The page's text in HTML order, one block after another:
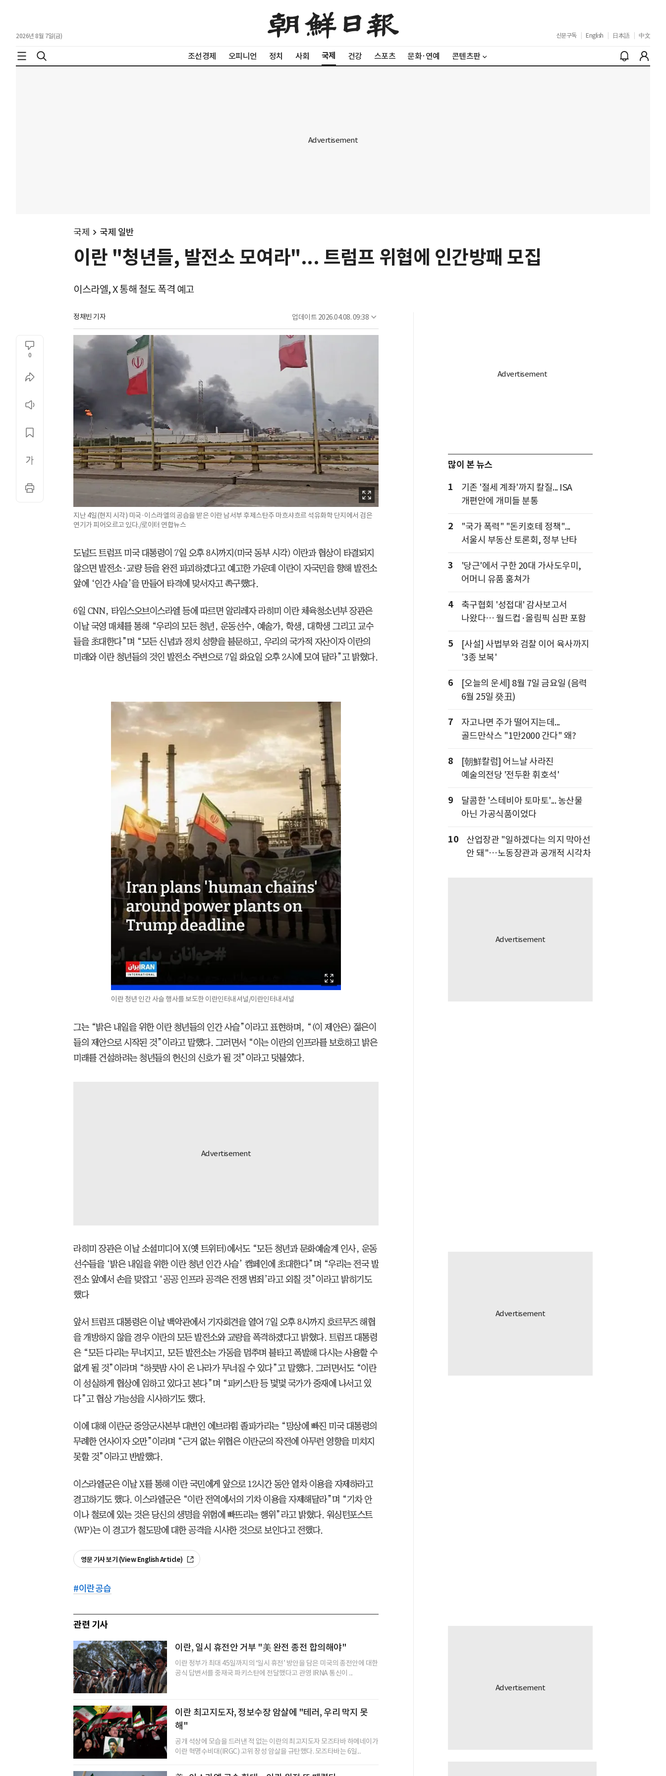
2026년 8월 7일(금) 신문구독 English 日本語 中文
조선경제 오피니언 정치 사회 국제 건강 스포츠 문화·연예 콘텐츠판
국제 국제 일반
이란 "청년들, 발전소 모여라"... 트럼프 위협에 인간방패 모집
이스라엘, X 통해 철도 폭격 예고
정채빈 기자 업데이트 2026.04.08. 09:38
0
지난 4일(현지 시각) 미국·이스라엘의 공습을 받은 이란 남서부 후제스탄주 마흐샤흐르 석유화학 단지에서 검은
연기가 피어오르고 있다./로이터 연합뉴스
도널드 트럼프 미국 대통령이 7일 오후 8시까지(미국 동부 시각) 이란과 협상이 타결되지
않으면 발전소·교량 등을 완전 파괴하겠다고 예고한 가운데 이란이 자국민을 향해 발전소
앞에 ‘인간 사슬’을 만들어 타격에 맞서자고 촉구했다.
6일 CNN, 타임스오브이스라엘 등에 따르면 알리레자 라히미 이란 체육청소년부 장관은
이날 국영 매체를 통해 “우리의 모든 청년, 운동선수, 예술가, 학생, 대학생 그리고 교수
들을 초대한다”며 “모든 신념과 정치 성향을 불문하고, 우리의 국가적 자산이자 이란의
미래와 이란 청년들의 것인 발전소 주변으로 7일 화요일 오후 2시에 모여 달라”고 밝혔다.
이란 청년 인간 사슬 행사를 보도한 이란인터내셔널/이란인터내셔널
그는 “밝은 내일을 위한 이란 청년들의 인간 사슬”이라고 표현하며, “(이 제안은) 젊은이
들의 제안으로 시작된 것”이라고 말했다. 그러면서 “이는 이란의 인프라를 보호하고 밝은
미래를 건설하려는 청년들의 헌신의 신호가 될 것”이라고 덧붙였다.
라히미 장관은 이날 소셜미디어 X(옛 트위터)에서도 “모든 청년과 문화예술계 인사, 운동
선수들을 ‘밝은 내일을 위한 이란 청년 인간 사슬’ 캠페인에 초대한다”며 “우리는 전국 발
전소 앞에서 손을 맞잡고 ‘공공 인프라 공격은 전쟁 범죄’라고 외칠 것”이라고 밝히기도
했다
앞서 트럼프 대통령은 이날 백악관에서 기자회견을 열어 7일 오후 8시까지 호르무즈 해협
을 개방하지 않을 경우 이란의 모든 발전소와 교량을 폭격하겠다고 밝혔다. 트럼프 대통령
은 “모든 다리는 무너지고, 모든 발전소는 가동을 멈추며 불타고 폭발해 다시는 사용할 수
없게 될 것”이라며 “하룻밤 사이 온 나라가 무너질 수 있다”고 말했다. 그러면서도 “이란
이 성실하게 협상에 임하고 있다고 본다”며 “파키스탄 등 몇몇 국가가 중재에 나서고 있
다”고 협상 가능성을 시사하기도 했다.
이에 대해 이란군 중앙군사본부 대변인 에브라힘 졸파가리는 “망상에 빠진 미국 대통령의
무례한 언사이자 오만”이라며 “근거 없는 위협은 이란군의 작전에 아무런 영향을 미치지
못할 것”이라고 반발했다.
이스라엘군은 이날 X를 통해 이란 국민에게 앞으로 12시간 동안 열차 이용을 자제하라고
경고하기도 했다. 이스라엘군은 “이란 전역에서의 기차 이용을 자제해달라”며 “기차 안
이나 철로에 있는 것은 당신의 생명을 위험에 빠뜨리는 행위”라고 밝혔다. 워싱턴포스트
(WP)는 이 경고가 철도망에 대한 공격을 시사한 것으로 보인다고 전했다.
영문 기사 보기 (View English Article)
#이란공습
관련 기사
이란, 일시 휴전안 거부 "美 완전 종전 합의해야"
이란 정부가 최대 45일까지의 ‘일시 휴전’ 방안을 담은 미국의 종전안에 대한
공식 답변서를 중재국 파키스탄에 전달했다고 관영 IRNA 통신이 ...
이란 최고지도자, 정보수장 암살에 "테러, 우리 막지 못
해"
공개 석상에 모습을 드러낸 적 없는 이란의 최고지도자 모즈타바 하메네이가
이란 혁명수비대(IRGC) 고위 장성 암살을 규탄했다. 모즈타바는 6일...
많이 본 뉴스
1
기존 '절세 계좌'까지 칼질... ISA
개편안에 개미들 분통
2
"국가 폭력" "돈키호테 정책"...
서울시 부동산 토론회, 정부 난타
3
'당근'에서 구한 20대 가사도우미,
어머니 유품 훔쳐가
4
축구협회 '성접대' 감사보고서
나왔다… 월드컵·올림픽 심판 포함
5
[사설] 사법부와 검찰 이어 육사까지
'3종 보복'
6
[오늘의 운세] 8월 7일 금요일 (음력
6월 25일 癸丑)
7
자고나면 주가 떨어지는데...
골드만삭스 "1만2000 간다" 왜?
8
[朝鮮칼럼] 어느날 사라진
예술의전당 '전두환 휘호석'
9
달콤한 '스테비아 토마토'... 농산물
아닌 가공식품이었다
10
산업장관 "일하겠다는 의지 막아선
안 돼"…노동장관과 공개적 시각차